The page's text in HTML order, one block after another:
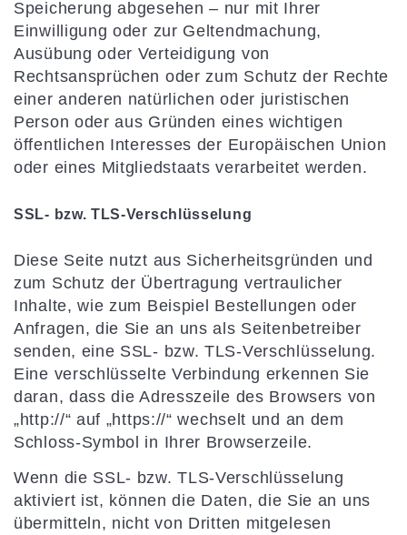
Speicherung abgesehen – nur mit Ihrer
Einwilligung oder zur Geltendmachung,
Ausübung oder Verteidigung von
Rechtsansprüchen oder zum Schutz der Rechte
einer anderen natürlichen oder juristischen
Person oder aus Gründen eines wichtigen
öffentlichen Interesses der Europäischen Union
oder eines Mitgliedstaats verarbeitet werden.
SSL- bzw. TLS-Verschlüsselung
Diese Seite nutzt aus Sicherheitsgründen und
zum Schutz der Übertragung vertraulicher
Inhalte, wie zum Beispiel Bestellungen oder
Anfragen, die Sie an uns als Seitenbetreiber
senden, eine SSL- bzw. TLS-Verschlüsselung.
Eine verschlüsselte Verbindung erkennen Sie
daran, dass die Adresszeile des Browsers von
„http://“ auf „https://“ wechselt und an dem
Schloss-Symbol in Ihrer Browserzeile.
Wenn die SSL- bzw. TLS-Verschlüsselung
aktiviert ist, können die Daten, die Sie an uns
übermitteln, nicht von Dritten mitgelesen